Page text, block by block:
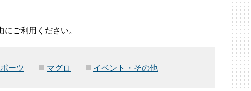
ご利用ください。
ーツ マグロ イベント・その他